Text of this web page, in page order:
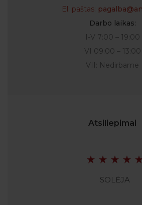
El. paštas:
Darbo laikas:
I-V 7:00 – 19:00
VI 09:00 – 13:00
VII: Nedirbame
Atsiliepimai
SOLĖJA